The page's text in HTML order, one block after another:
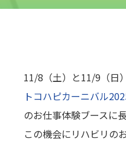
11/8（土）と11/9（日
トコハピカーニバル
のお仕事体験ブースに
この機会にリハビリの